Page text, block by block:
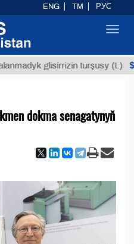
glisirrizin turşusy (t.)
dokma senagatynyň
ENG TM РУС